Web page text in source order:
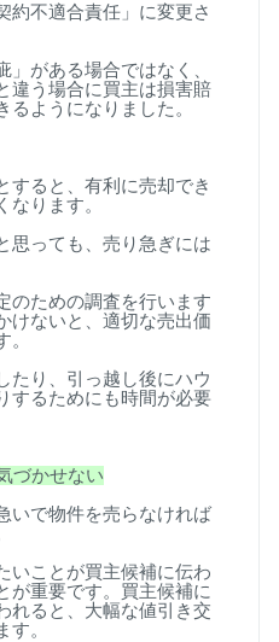
約不適合責任」に変更さ
」がある場合ではなく、
違う場合に買主は損害賠
ようになりました。
すると、有利に売却でき
なります。
思っても、売り急ぎには
のための調査を行います
けないと、適切な売出価
。
たり、引っ越し後にハウ
するためにも時間が必要
づかせない
いで物件を売らなければ
いことが買主候補に伝わ
が重要です。買主候補に
れると、大幅な値引き交
す。